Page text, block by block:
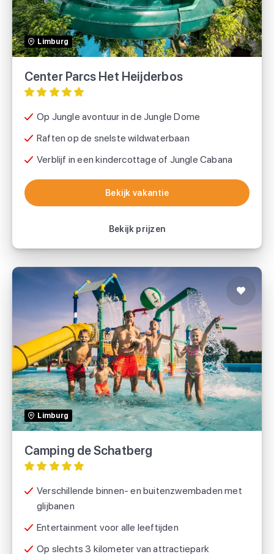
Limburg
Center Parcs Het Heijderbos
Op Jungle avontuur in de Jungle Dome
Raften op de snelste wildwaterbaan
Verblijf in een kindercottage of Jungle Cabana
Bekijk vakantie
Bekijk prijzen
TUI
Voordeeluitjes.nl
Bekijk vakantie
Limburg
Camping de Schatberg
Verschillende binnen- en buitenzwembaden met
glijbanen
Entertainment voor alle leeftijden
Op slechts 3 kilometer van attractiepark
Camping de Schatberg
Eurocamp